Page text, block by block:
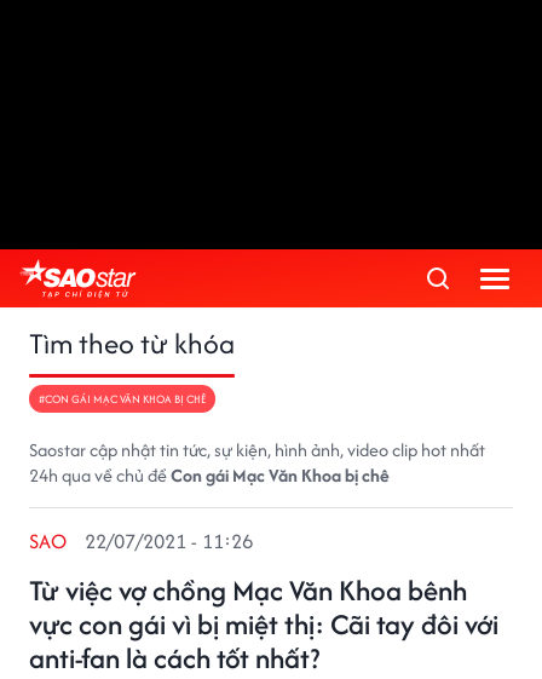
Tìm theo từ khóa
#CON GÁI MẠC VĂN KHOA BỊ CHÊ
Saostar cập nhật tin tức, sự kiện, hình ảnh, video clip hot nhất
24h qua về chủ đềCon gái Mạc Văn Khoa bị chê
Từ việc vợ chồng Mạc Văn Khoa bênh
vực con gái vì bị miệt thị: Cãi tay đôi với
anti-fan là cách tốt nhất?
SAO 22/07/2021 - 11:26